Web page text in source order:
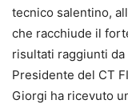
tecnico salentino,
che racchiude il
risultati raggiunti
Presidente del CT
Giorgi ha ricevuto